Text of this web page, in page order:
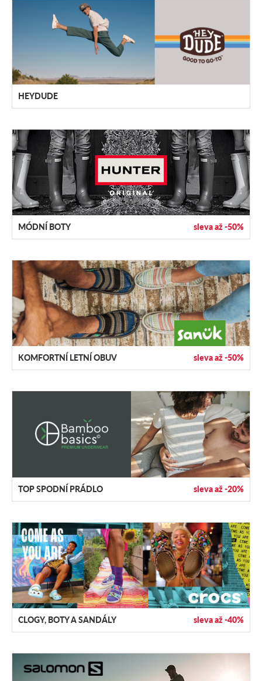
HEYDUDE
MÓDNÍ BOTY sleva až -50%
KOMFORTNÍ LETNÍ OBUV sleva až -50%
TOP SPODNÍ PRÁDLO sleva až -20%
CLOGY, BOTY A SANDÁLY sleva až -40%